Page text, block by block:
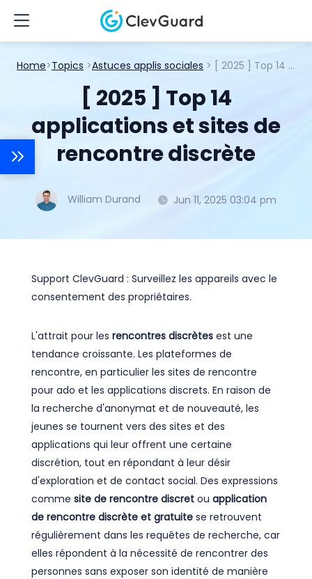
Home>Topics >Astuces applis sociales > [ 2025 ] Top 14 applications et sites de rencontre discrète
[ 2025 ] Top 14
applications et sites de
rencontre discrète
William Durand Jun 11, 2025 03:04 pm
Support ClevGuard : Surveillez les appareils avec le
consentement des propriétaires.
L'attrait pour les rencontres discrètes est une
tendance croissante. Les plateformes de
rencontre, en particulier les sites de rencontre
pour ado et les applications discrets. En raison de
la recherche d'anonymat et de nouveauté, les
jeunes se tournent vers des sites et des
applications qui leur offrent une certaine
discrétion, tout en répondant à leur désir
d'exploration et de contact social. Des expressions
comme site de rencontre discret ou application
de rencontre discrète et gratuite se retrouvent
régulièrement dans les requêtes de recherche, car
elles répondent à la nécessité de rencontrer des
personnes sans exposer son identité de manière